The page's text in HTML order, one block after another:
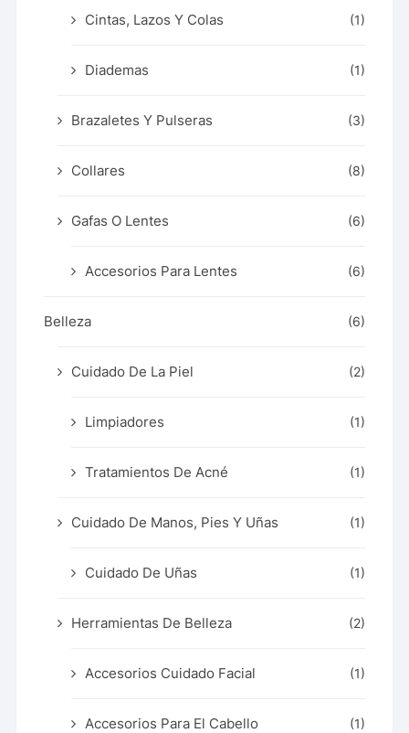
Cintas, Lazos Y Colas (1)
Diademas (1)
Brazaletes Y Pulseras (3)
Collares (8)
Gafas O Lentes (6)
Accesorios Para Lentes (6)
Belleza (6)
Cuidado De La Piel (2)
Limpiadores (1)
Tratamientos De Acné (1)
Cuidado De Manos, Pies Y Uñas (1)
Cuidado De Uñas (1)
Herramientas De Belleza (2)
Accesorios Cuidado Facial (1)
Accesorios Para El Cabello (1)